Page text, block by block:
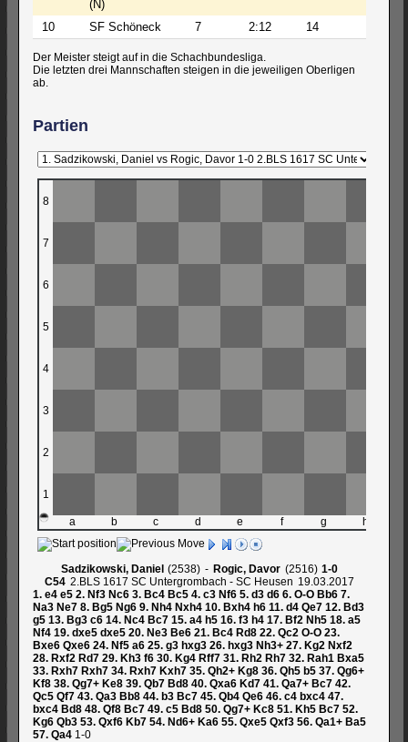
(N)
10
SF Schöneck 7 2:12 14
Der Meister steigt auf in die Schachbundesliga.
Die letzten drei Mannschaften steigen in die jeweiligen Oberligen
ab.
Partien
8
7
6
5
4
3
2
1
a b c d e f g h
Sadzikowski, Daniel 2538 - Rogic, Davor 2516
1-0
C54 2.BLS 1617 SC Untergrombach - SC Heusen 19.03.2017
1. e4 e5 2. Nf3 Nc6 3. Bc4 Bc5 4. c3 Nf6 5. d3 d6 6. O-O Bb6 7.
Na3 Ne7 8. Bg5 Ng6 9. Nh4 Nxh4 10. Bxh4 h6 11. d4 Qe7 12. Bd3
g5 13. Bg3 c6 14. Nc4 Bc7 15. a4 h5 16. f3 h4 17. Bf2 Nh5 18. a5
Nf4 19. dxe5 dxe5 20. Ne3 Be6 21. Bc4 Rd8 22. Qc2 O-O 23.
Bxe6 Qxe6 24. Nf5 a6 25. g3 hxg3 26. hxg3 Nh3+ 27. Kg2 Nxf2
28. Rxf2 Rd7 29. Kh3 f6 30. Kg4 Rff7 31. Rh2 Rh7 32. Rah1 Bxa5
33. Rxh7 Rxh7 34. Rxh7 Kxh7 35. Qh2+ Kg8 36. Qh5 b5 37. Qg6+
Kf8 38. Qg7+ Ke8 39. Qb7 Bd8 40. Qxa6 Kd7 41. Qa7+ Bc7 42.
Qc5 Qf7 43. Qa3 Bb8 44. b3 Bc7 45. Qb4 Qe6 46. c4 bxc4 47.
bxc4 Bd8 48. Qf8 Bc7 49. c5 Bd8 50. Qg7+ Kc8 51. Kh5 Bc7 52.
Kg6 Qb3 53. Qxf6 Kb7 54. Nd6+ Ka6 55. Qxe5 Qxf3 56. Qa1+ Ba5
57. Qa4 1-0